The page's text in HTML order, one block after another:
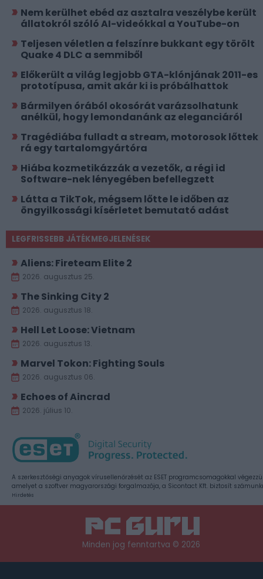
Nem kerülhet ebéd az asztalra veszélybe került
állatokról szóló AI-videókkal a YouTube-on
Teljesen véletlen a felszínre bukkant egy törölt
Quake 4 DLC a semmiből
Előkerült a világ legjobb GTA-klónjának 2011-es
prototípusa, amit akár ki is próbálhattok
Bármilyen órából okosórát varázsolhatunk
anélkül, hogy lemondanánk az eleganciáról
Tragédiába fulladt a stream, motorosok lőttek
rá egy tartalomgyártóra
Hiába kozmetikázzák a vezetők, a régi id
Software-nek lényegében befellegzett
Látta a TikTok, mégsem lőtte le időben az
öngyilkossági kísérletet bemutató adást
LEGFRISSEBB JÁTÉKMEGJELENÉSEK
Aliens: Fireteam Elite 2
2026. augusztus 25.
The Sinking City 2
2026. augusztus 18.
Hell Let Loose: Vietnam
2026. augusztus 13.
Marvel Tokon: Fighting Souls
2026. augusztus 06.
Echoes of Aincrad
2026. július 10.
A szerkesztőségi anyagok vírusellenőrzését az ESET programcsomagokkal
amelyet a szoftver magyarországi forgalmazója, a Sicontact Kft. biztosít
Hirdetés
Minden jog fenntartva © 2026